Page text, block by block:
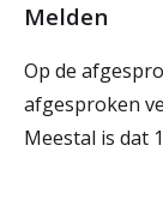
Melden
Op de
afgesproken
Meestal is dat